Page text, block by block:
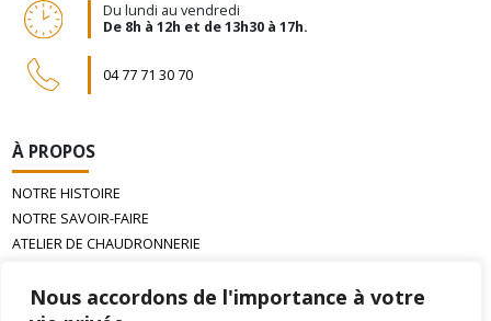
Nous accordons de l'importance à votre
Du lundi au vendredi
De 8h à 12h et de 13h30 à 17h.
04 77 71 30 70
À PROPOS
NOTRE HISTOIRE
NOTRE SAVOIR-FAIRE
ATELIER DE CHAUDRONNERIE